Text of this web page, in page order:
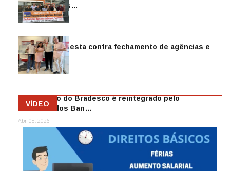
reintegra mais…
Jul 14, 2026
Sindicato protesta contra fechamento de agências e
as demiss…
Mai 13, 2026
Funcionário do Bradesco é reintegrado pelo
Sindicato dos Ban…
Abr 08, 2026
VÍDEO